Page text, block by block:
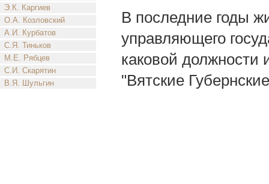
Э.К. Каргиев
О.А. Козловский
А.И. Курбатов
С.Я. Тиньков
М.Е. Рябцев
С.И. Скарятин
В.Я. Шульгин
В последние годы
управляющего
каковой должности
"Вятские